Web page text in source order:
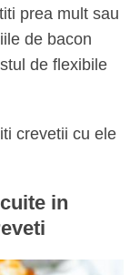
prea mult sau
de bacon
de flexibile
crevetii cu ele
in